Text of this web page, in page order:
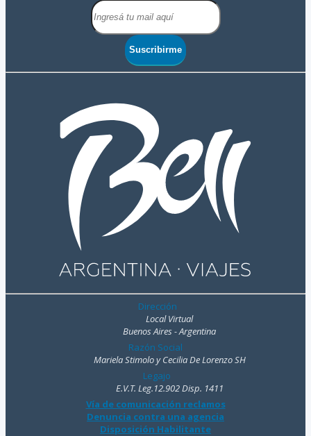
Suscribirme
Dirección
Local Virtual
Buenos Aires - Argentina
Razón Social
Mariela Stimolo y Cecilia De Lorenzo SH
Legajo
E.V.T. Leg.12.902 Disp. 1411
Vía de comunicación reclamos
Denuncia contra una agencia
Disposición Habilitante